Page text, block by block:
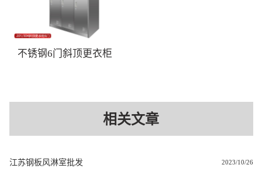
不锈钢6门斜顶更衣柜
相关文章
江苏钢板风淋室批发 2023/10/26